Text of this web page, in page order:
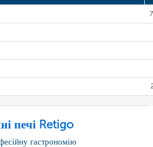
печі Retigo
гастрономію